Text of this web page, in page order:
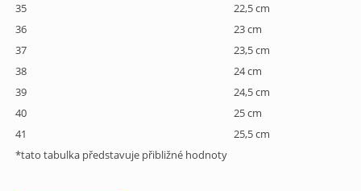
35
22,5 cm
36
23 cm
37
23,5 cm
38
24 cm
39
24,5 cm
40
25 cm
41
25,5 cm
*tato tabulka představuje přibližné hodnoty